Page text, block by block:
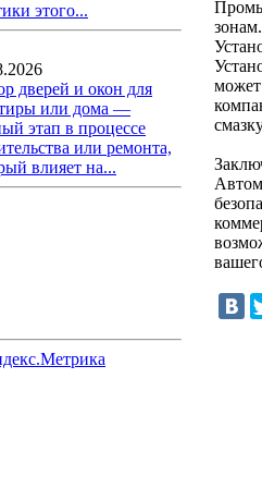
этого...
дверей и окон для
или дома —
этап в процессе
или ремонта,
влияет на...
зонам.
может